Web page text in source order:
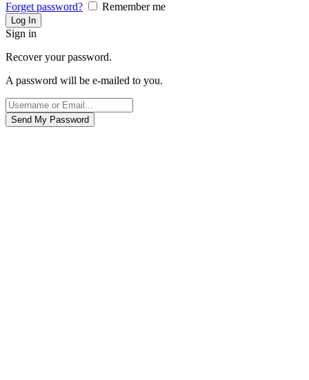
Forget password? Remember me
Sign in
Recover your password.
A password will be e-mailed to you.